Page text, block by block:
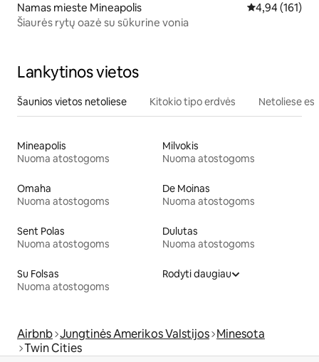
Namas mieste Mineapolis Vidutinis
4,94 (161)
Šiaurės rytų oazė su sūkurine vonia
Lankytinos vietos
Šaunios vietos netoliese Kitokio tipo erdvės Netoliese
Mineapolis
Nuoma atostogoms
Milvokis
Nuoma atostogoms
Omaha
Nuoma atostogoms
De Moinas
Nuoma atostogoms
Sent Polas
Nuoma atostogoms
Dulutas
Nuoma atostogoms
Su Folsas
Nuoma atostogoms
Rodyti daugiau
Airbnb Jungtinės Amerikos Valstijos Minesota
Twin Cities